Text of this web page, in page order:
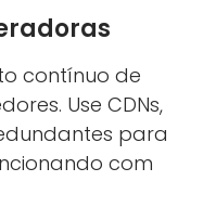
contínuo de
Use CDNs,
para
com